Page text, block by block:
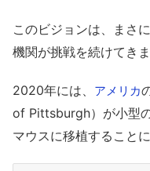
このビジョンは、まさ
機関が挑戦を続けてきま
2020年には、 アメリカ
of Pittsburgh）が小型
マウスに移植すること